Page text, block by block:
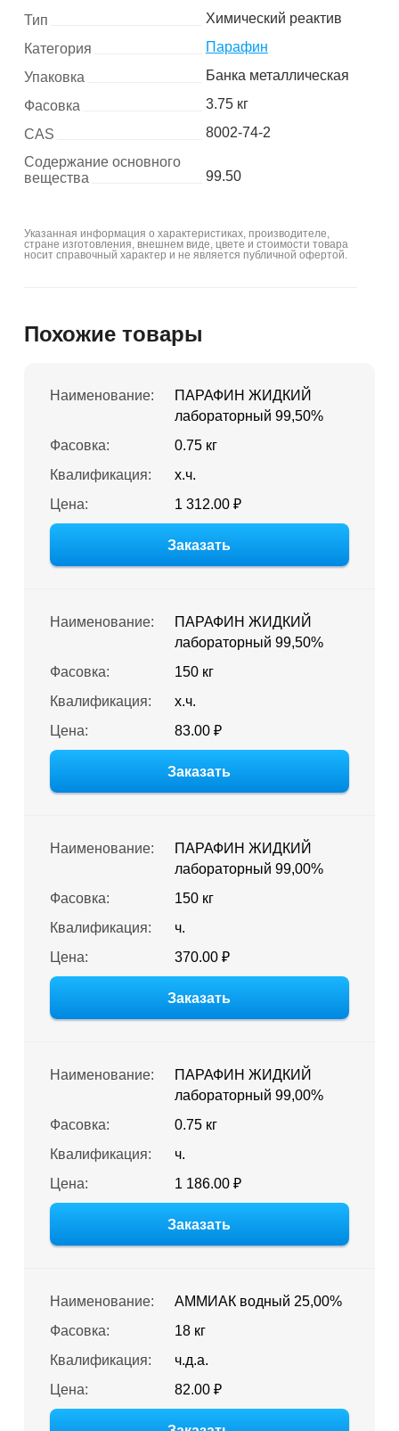
Тип
Химический реактив
Категория
Парафин
Упаковка
Банка металлическая
Фасовка
3.75 кг
CAS
8002-74-2
Содержание основного
вещества
99.50
Указанная информация о характеристиках, производителе,
стране изготовления, внешнем виде, цвете и стоимости товара
носит справочный характер и не является публичной офертой.
Похожие товары
Наименование:
ПАРАФИН ЖИДКИЙ
лабораторный 99,50%
Фасовка:
0.75 кг
Квалификация:
х.ч.
Цена:
1 312.00 ₽
Заказать
Наименование:
ПАРАФИН ЖИДКИЙ
лабораторный 99,50%
Фасовка:
150 кг
Квалификация:
х.ч.
Цена:
83.00 ₽
Заказать
Наименование:
ПАРАФИН ЖИДКИЙ
лабораторный 99,00%
Фасовка:
150 кг
Квалификация:
ч.
Цена:
370.00 ₽
Заказать
Наименование:
ПАРАФИН ЖИДКИЙ
лабораторный 99,00%
Фасовка:
0.75 кг
Квалификация:
ч.
Цена:
1 186.00 ₽
Заказать
Наименование:
АММИАК водный 25,00%
Фасовка:
18 кг
Квалификация:
ч.д.а.
Цена:
82.00 ₽